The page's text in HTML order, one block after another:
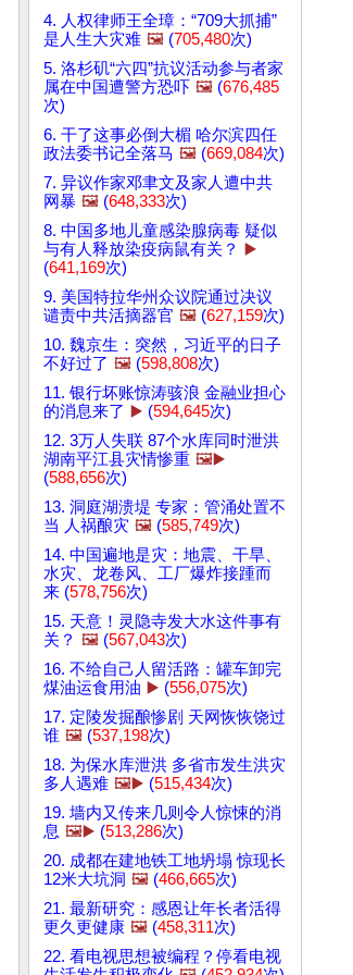
4. 人权律师王全璋：“709大抓捕”
是人生大灾难 🖼️ (705,480次)
5. 洛杉矶“六四”抗议活动参与者家
属在中国遭警方恐吓 🖼️ (676,485
次)
6. 干了这事必倒大楣 哈尔滨四任
政法委书记全落马 🖼️ (669,084次)
7. 异议作家邓聿文及家人遭中共
网暴 🖼️ (648,333次)
8. 中国多地儿童感染腺病毒 疑似
与有人释放染疫病鼠有关？
▶️
(641,169次)
9. 美国特拉华州众议院通过决议
谴责中共活摘器官 🖼️ (627,159次)
10. 魏京生：突然，习近平的日子
不好过了 🖼️ (598,808次)
11. 银行坏账惊涛骇浪 金融业担心
的消息来了 ▶️ (594,645次)
12. 3万人失联 87个水库同时泄洪
湖南平江县灾情惨重 🖼️▶️
(588,656次)
13. 洞庭湖溃堤 专家：管涌处置不
当 人祸酿灾 🖼️ (585,749次)
14. 中国遍地是灾：地震、干旱、
水灾、龙卷风、工厂爆炸接踵而
来 (578,756次)
15. 天意！灵隐寺发大水这件事有
关？ 🖼️ (567,043次)
16. 不给自己人留活路：罐车卸完
煤油运食用油 ▶️ (556,075次)
17. 定陵发掘酿惨剧 天网恢恢饶过
谁 🖼️ (537,198次)
18. 为保水库泄洪 多省市发生洪灾
多人遇难 🖼️▶️ (515,434次)
19. 墙内又传来几则令人惊悚的消
息 🖼️▶️ (513,286次)
20. 成都在建地铁工地坍塌 惊现长
12米大坑洞 🖼️ (466,665次)
21. 最新研究：感恩让年长者活得
更久更健康 🖼️ (458,311次)
22. 看电视思想被编程？停看电视